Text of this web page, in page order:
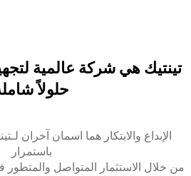
تينتيك هي شركة عالمية
حلولاً
الإبداع والابتكار هما اسمان آخران
باستمرار
من خلال الاستثمار المتواصل